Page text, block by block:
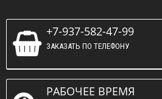
+7-937-582-47-99
ЗАКАЗАТЬ ПО ТЕЛЕФОНУ
РАБОЧЕЕ ВРЕМЯ